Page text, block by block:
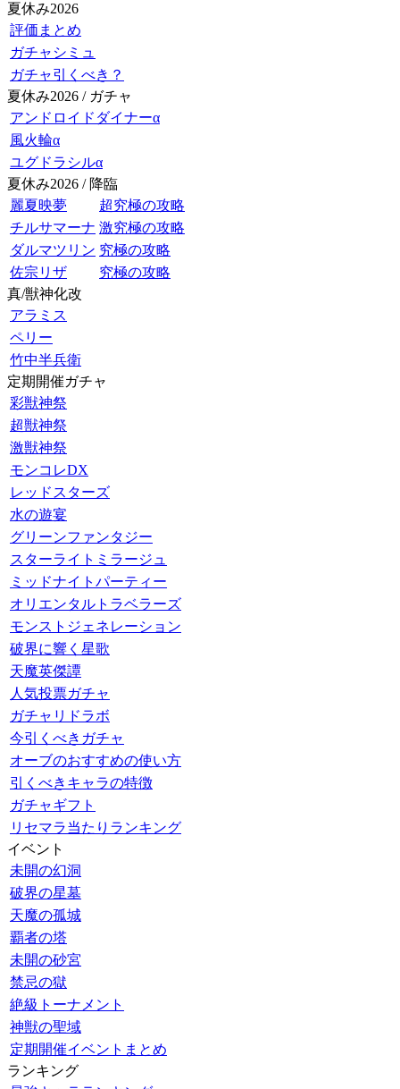
夏休み2026
評価まとめ
ガチャシミュ
ガチャ引くべき？
夏休み2026 / ガチャ
アンドロイドダイナーα
風火輪α
ユグドラシルα
夏休み2026 / 降臨
麗夏映夢
超究極の攻略
チルサマーナ 激究極の攻略
ダルマツリン 究極の攻略
佐宗リザ
究極の攻略
真/獣神化改
アラミス
ペリー
竹中半兵衛
定期開催ガチャ
彩獣神祭
超獣神祭
激獣神祭
モンコレDX
レッドスターズ
水の遊宴
グリーンファンタジー
スターライトミラージュ
ミッドナイトパーティー
オリエンタルトラベラーズ
モンストジェネレーション
破界に響く星歌
天魔英傑譚
人気投票ガチャ
ガチャリドラボ
今引くべきガチャ
オーブのおすすめの使い方
引くべきキャラの特徴
ガチャギフト
リセマラ当たりランキング
イベント
未開の幻洞
破界の星墓
天魔の孤城
覇者の塔
未開の砂宮
禁忌の獄
絶級トーナメント
神獣の聖域
定期開催イベントまとめ
ランキング